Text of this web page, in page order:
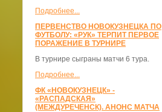
Подробнее...
ПЕРВЕНСТВО НОВОКУЗНЕЦКА ПО
ФУТБОЛУ: «РУК» ТЕРПИТ ПЕРВОЕ
ПОРАЖЕНИЕ В ТУРНИРЕ
В турнире сыграны матчи 6 тура.
Подробнее...
ФК «НОВОКУЗНЕЦК» -
«РАСПАДСКАЯ»
(МЕЖДУРЕЧЕНСК). АНОНС МАТЧА